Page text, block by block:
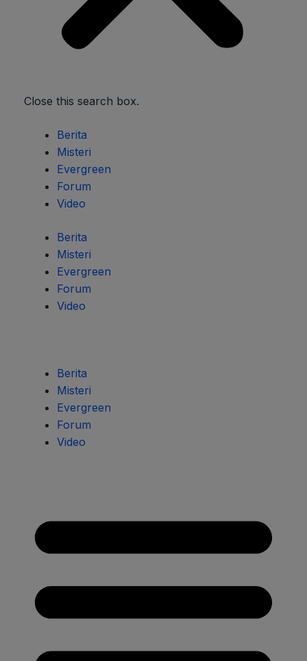
Close this search box.
Berita
Misteri
Evergreen
Forum
Video
Berita
Misteri
Evergreen
Forum
Video
Berita
Misteri
Evergreen
Forum
Video